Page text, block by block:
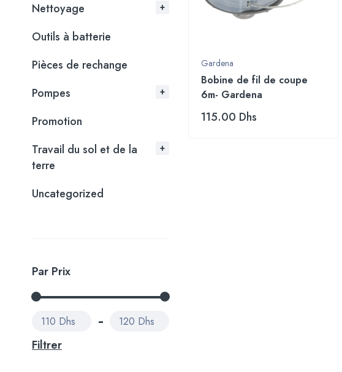
Nettoyage
Outils à batterie
Pièces de rechange
Pompes
Promotion
Travail du sol et de la
terre
Uncategorized
Par Prix
Filtrer
110 Dhs 120 Dhs
Gardena
Bobine de fil de coupe
6m- Gardena
115.00 Dhs